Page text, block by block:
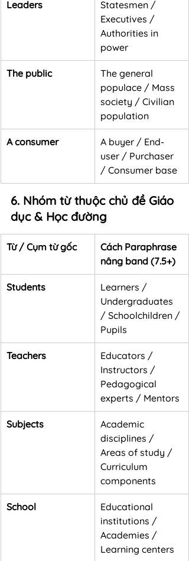
Leaders
Statesmen /
Executives /
Authorities in
power
The public
The general
populace / Mass
society / Civilian
population
A consumer
A buyer / End-
user / Purchaser
/ Consumer base
6. Nhóm từ thuộc chủ đề Giáo
dục & Học đường
Từ / Cụm từ gốc
Cách Paraphrase
nâng band (7.5+)
Students
Learners /
Undergraduates
/ Schoolchildren /
Pupils
Teachers
Educators /
Instructors /
Pedagogical
experts / Mentors
Subjects
Academic
disciplines /
Areas of study /
Curriculum
components
School
Educational
institutions /
Academies /
Learning centers